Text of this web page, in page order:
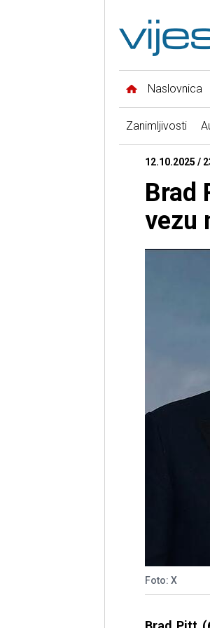
Naslovnica
Zanimljivosti
12.10.2025 /
Brad
vezu
Foto: X